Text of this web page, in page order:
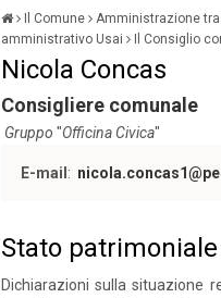
Il Comune Amministrazione
amministrativo Usai
Il Consiglio
Nicola Concas
Consigliere comunale
Gruppo "Officina Civica"
E-mail :
Stato patrimoniale
Dichiarazioni sulla situazione